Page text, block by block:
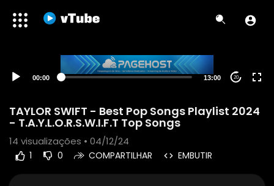
00:00 13:00 20
TAYLOR SWIFT - Best Pop Songs Playlist 2024
- T.A.Y.L.O.R.S.W.I.F.T Top Songs
14 visualizações • 04/12/24
1 0 COMPARTILHAR EMBUTIR